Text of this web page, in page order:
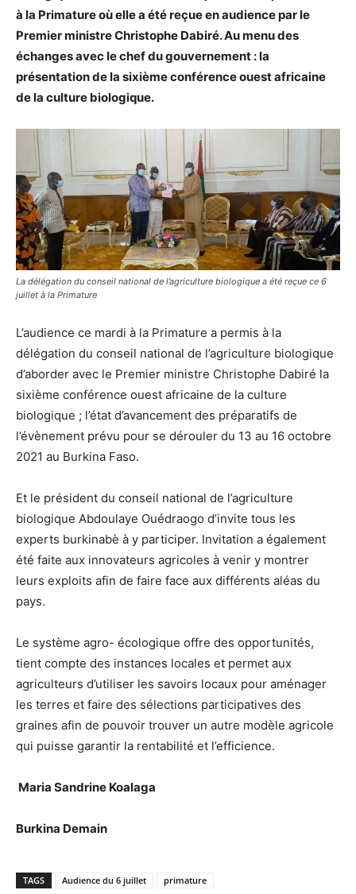
à la Primature où elle a été reçue en audience par le
Premier ministre Christophe Dabiré. Au menu des
échanges avec le chef du gouvernement : la
présentation de la sixième conférence ouest africaine
de la culture biologique.
La délégation du conseil national de l’agriculture biologique a été reçue ce 6
juillet à la Primature
L’audience ce mardi à la Primature a permis à la
délégation du conseil national de l’agriculture biologique
d’aborder avec le Premier ministre Christophe Dabiré la
sixième conférence ouest africaine de la culture
biologique ; l’état d’avancement des préparatifs de
l’évènement prévu pour se dérouler du 13 au 16 octobre
2021 au Burkina Faso.
Et le président du conseil national de l’agriculture
biologique Abdoulaye Ouédraogo d’invite tous les
experts burkinabè à y participer. Invitation a également
été faite aux innovateurs agricoles à venir y montrer
leurs exploits afin de faire face aux différents aléas du
pays.
Le système agro- écologique offre des opportunités,
tient compte des instances locales et permet aux
agriculteurs d’utiliser les savoirs locaux pour aménager
les terres et faire des sélections participatives des
graines afin de pouvoir trouver un autre modèle agricole
qui puisse garantir la rentabilité et l’efficience.
Maria Sandrine Koalaga
Burkina Demain
TAGS Audience du 6 juillet primature